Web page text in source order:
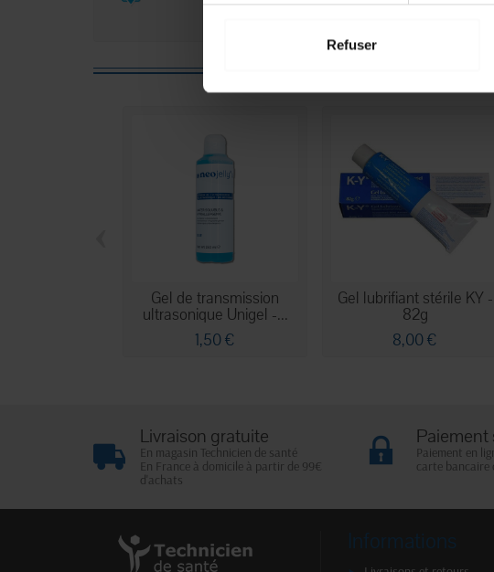
Refuser
8
Gel de transmission
ultrasonique Unigel -...
1,50 €
Gel lubrifiant stérile KY -
82g
8,00 €
Livraison gratuite
En magasin Technicien de santé
En France à domicile à partir de 99€
d'achats
Paiement
Paiement en
carte bancaire
Informations